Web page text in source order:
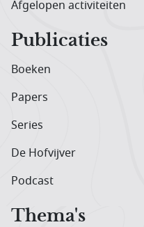
Afgelopen activiteiten
Publicaties
Boeken
Papers
Series
De Hofvijver
Podcast
Thema's